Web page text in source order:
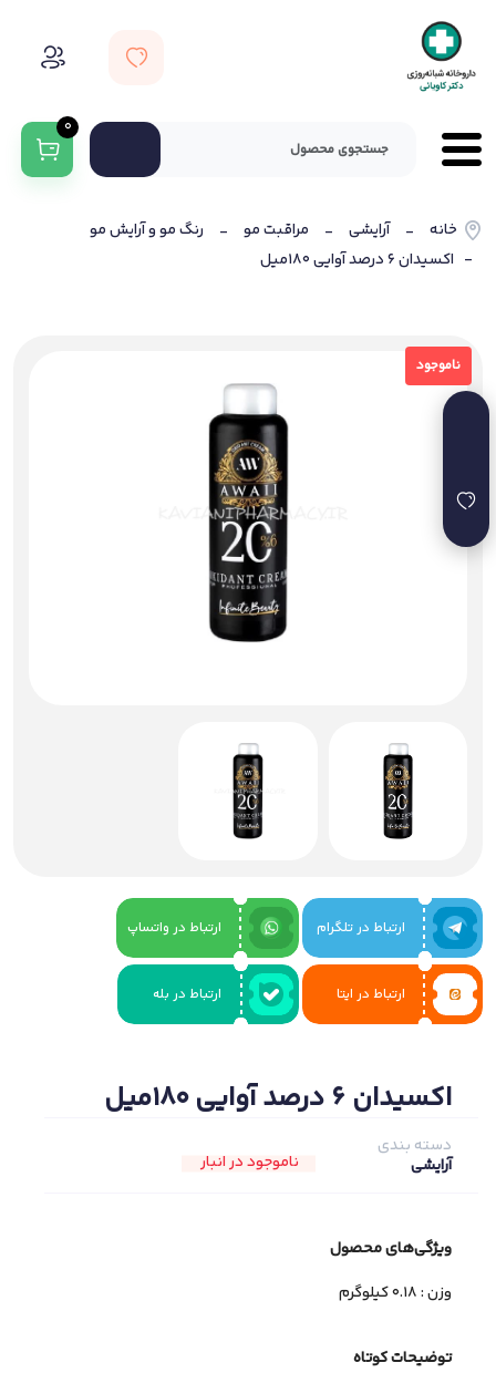
0
خانه - آرایشی - مراقبت مو -
رنگ مو و آرایش مو
- اکسیدان 6 درصد آوایی 180میل
ناموجود
ارتباط در تلگرام ارتباط در واتساپ
ارتباط در ایتا ارتباط در بله
اکسیدان 6 درصد آوایی 180میل
ناموجود در انبار
دسته بندی
آرایشی
ویژگی‌های ﻣﺤﺼﻮل
وزن : 0.18 کیلوگرم
توضیحات کوتاه